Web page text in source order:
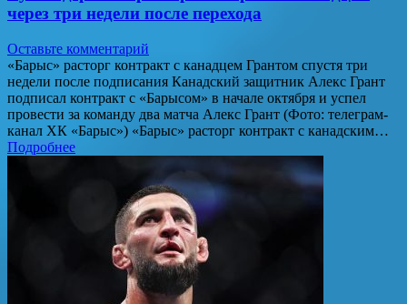
через три недели после перехода
Оставьте комментарий
«Барыс» расторг контракт с канадцем Грантом спустя три
недели после подписания Канадский защитник Алекс Грант
подписал контракт с «Барысом» в начале октября и успел
провести за команду два матча Алекс Грант (Фото: телеграм-
канал ХК «Барыс») «Барыс» расторг контракт с канадским…
Подробнее